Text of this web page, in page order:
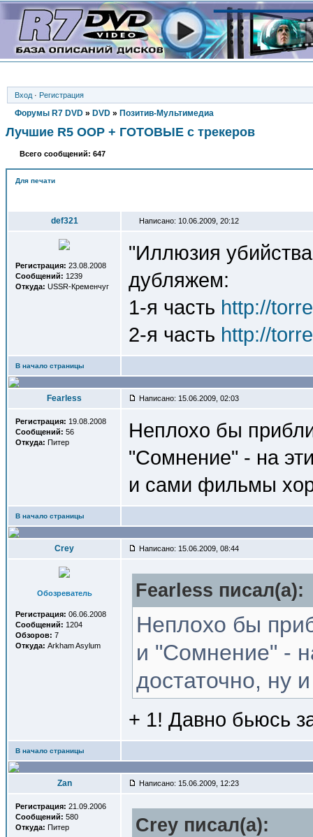
Вход · Регистрация
Форумы R7 DVD » DVD » Позитив-Мультимедиа
Лучшие R5 OOP + ГОТОВЫЕ с трекеров
Всего сообщений: 647
Для печати
def321 Написано: 10.06.2009, 20:12
Регистрация: 23.08.2008
Сообщений: 1239
Откуда: USSR-Кременчуг
"Иллюзия
дубляжем:
1-я часть http://
2-я часть http://
В начало страницы
Fearless Написано: 15.06.2009, 02:03
Регистрация: 19.08.2008
Сообщений: 56
Откуда: Питер
Неплохо бы
"Сомнение" - на
и сами фильмы
В начало страницы
Crey Написано: 15.06.2009, 08:44
Обозреватель
Регистрация: 06.06.2008
Сообщений: 1204
Обзоров: 7
Откуда: Arkham Asylum
Fearless писал(a):
Неплохо бы
и "Сомнение" -
достаточно, ну
+ 1! Давно бьюсь
В начало страницы
Zan Написано: 15.06.2009, 12:23
Регистрация: 21.09.2006
Сообщений: 580
Откуда: Питер Crey писал(a):